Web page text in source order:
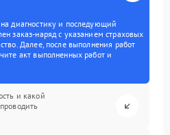
диагностику и последующий
заказ-наряд с указанием страховых
Далее, после выполнения работ
акт выполненных работ и
и какой